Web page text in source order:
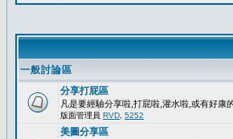
一般討論區
分享打屁區
凡是要經驗分享啦,打屁啦,灌水啦,或有好康
版面管理員 RVD 5252
美圖分享區